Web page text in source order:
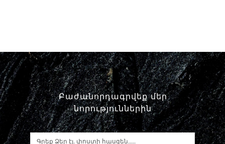
Բաժանորդագրվեք մեր
նորություններին